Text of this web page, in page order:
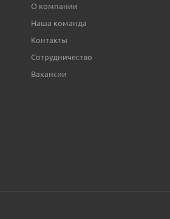
О компании
Наша команда
Контакты
Сотрудничество
Вакансии